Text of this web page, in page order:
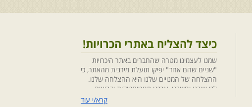
כיצד להצליח באתרי הכרויות!
שמנו לעצמינו מטרה שהחברים באתר היכרויות
"שניים שהם אחד" יפיקו תועלת מירבית מהאתר, כי
ההצלחה של המנויים שלנו היא ההצלחה שלנו.
לכן ישבנו וחשבנו ,ערכנו סטטיסטיקות וקבוצות
מיקוד, בחנו התנהגויות ומגמות והמסקנה החדקרא/י עוד